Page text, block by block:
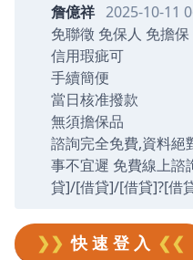
詹億祥 2025-10-11
免聯徵 免保人 免擔保
信用瑕疵可
手續簡便
當日核准撥款
無須擔保品
諮詢完全免費,資料絕
事不宜遲 免費線上
貸]/[借貸]/[借貸]?[借
❯❯ 快 速 登 入 ❮❮